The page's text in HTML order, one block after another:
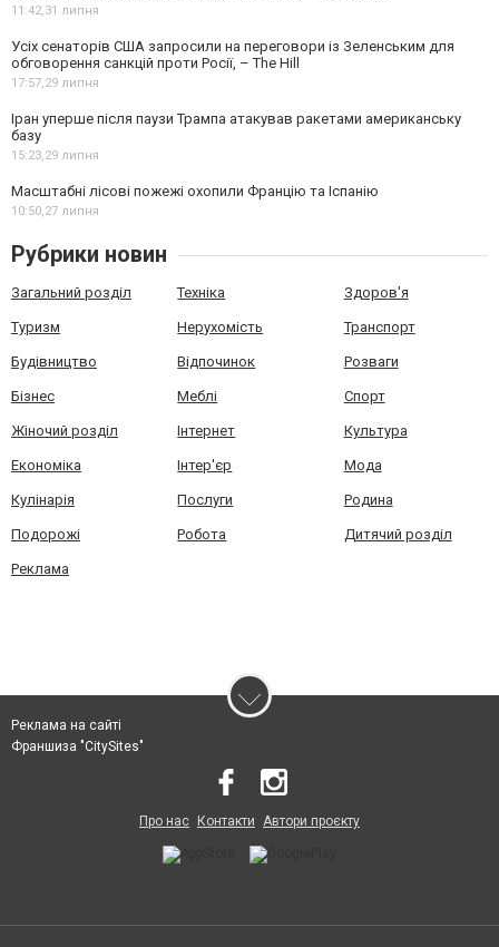
11:42,31 липня
Усіх сенаторів США запросили на переговори із Зеленським для
обговорення санкцій проти Росії, – The Hill
17:57,29 липня
Іран уперше після паузи Трампа атакував ракетами американську
базу
15:23,29 липня
Масштабні лісові пожежі охопили Францію та Іспанію
10:50,27 липня
Рубрики новин
Загальний розділ Техніка Здоров'я
Туризм Нерухомість Транспорт
Будівництво Відпочинок Розваги
Бізнес Меблі Спорт
Жіночий розділ Інтернет Культура
Економіка Інтер'єр Мода
Кулінарія Послуги Родина
Подорожі Робота Дитячий розділ
Реклама
Реклама на сайті
Франшиза "CitySites"
Про нас Контакти Автори проєкту